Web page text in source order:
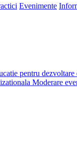
Evenimente
pentru dezvoltare
Moderare